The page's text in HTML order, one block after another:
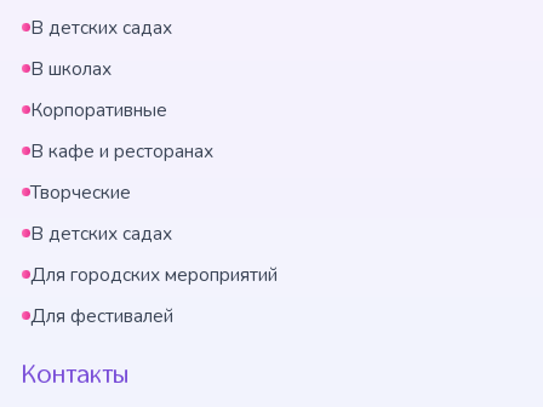
В детских садах
В школах
Корпоративные
В кафе и ресторанах
Творческие
В детских садах
Для городских мероприятий
Для фестивалей
Контакты